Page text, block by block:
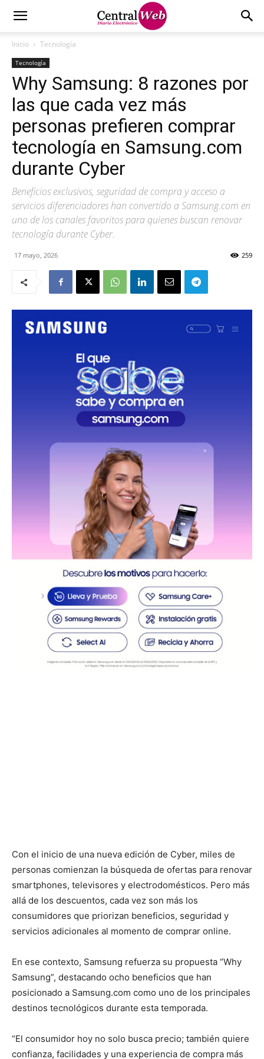
Inicio Tecnología
Tecnología
Why Samsung: 8 razones por
las que cada vez más
personas prefieren comprar
tecnología en Samsung.com
durante Cyber
Beneficios exclusivos, seguridad de compra y acceso a
servicios diferenciadores han convertido a Samsung.com en
uno de los canales favoritos para quienes buscan renovar
tecnología durante Cyber.
17 mayo, 2026 259
Con el inicio de una nueva edición de Cyber, miles de
personas comienzan la búsqueda de ofertas para renovar
smartphones, televisores y electrodomésticos. Pero más
allá de los descuentos, cada vez son más los
consumidores que priorizan beneficios, seguridad y
servicios adicionales al momento de comprar online.
En ese contexto, Samsung refuerza su propuesta “Why
Samsung”, destacando ocho beneficios que han
posicionado a Samsung.com como uno de los principales
destinos tecnológicos durante esta temporada.
“El consumidor hoy no solo busca precio; también quiere
confianza, facilidades y una experiencia de compra más